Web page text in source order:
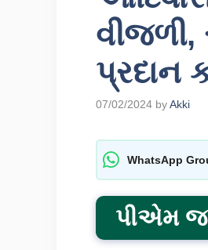
વીજળી,
પ્રદાન
07/02/2024 byAkki
WhatsApp
પીએમ